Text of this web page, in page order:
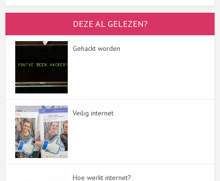
DEZE AL GELEZEN?
Gehackt worden
Veilig internet
Hoe werkt internet?